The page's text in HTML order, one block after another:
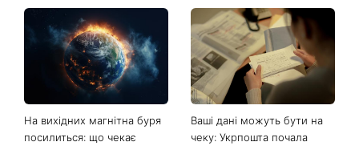
На вихідних магнітна буря
посилиться: що чекає
Ваші дані можуть бути на
чеку: Укрпошта почала